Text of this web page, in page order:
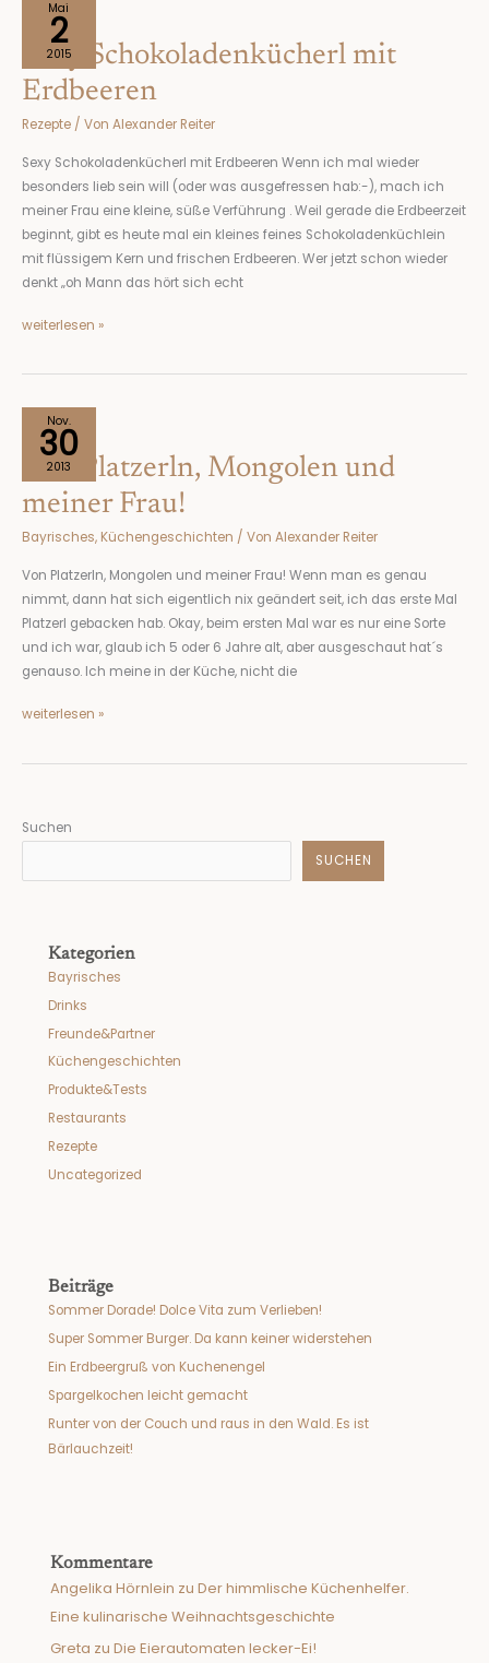
Mai
2
2015
Sexy Schokoladenkücherl mit
Erdbeeren
Rezepte / Von Alexander Reiter
Sexy Schokoladenkücherl mit Erdbeeren Wenn ich mal wieder
besonders lieb sein will (oder was ausgefressen hab:-), mach ich
meiner Frau eine kleine, süße Verführung . Weil gerade die Erdbeerzeit
beginnt, gibt es heute mal ein kleines feines Schokoladenküchlein
mit flüssigem Kern und frischen Erdbeeren. Wer jetzt schon wieder
denkt „oh Mann das hört sich echt
Sexy
Schokoladenkücherl
Erdbeeren
weiterlesen »
Nov.
30
2013
Von Platzerln, Mongolen und
meiner Frau!
Bayrisches, Küchengeschichten / Von Alexander Reiter
Von Platzerln, Mongolen und meiner Frau! Wenn man es genau
nimmt, dann hat sich eigentlich nix geändert seit, ich das erste Mal
Platzerl gebacken hab. Okay, beim ersten Mal war es nur eine Sorte
und ich war, glaub ich 5 oder 6 Jahre alt, aber ausgeschaut hat´s
genauso. Ich meine in der Küche, nicht die
Platzerln,
Mongolen
meiner
Frau!
weiterlesen »
Suchen
SUCHEN
Kategorien
Bayrisches
Drinks
Freunde&Partner
Küchengeschichten
Produkte&Tests
Restaurants
Rezepte
Uncategorized
Beiträge
Sommer Dorade! Dolce Vita zum Verlieben!
Super Sommer Burger. Da kann keiner widerstehen
Ein Erdbeergruß von Kuchenengel
Spargelkochen leicht gemacht
Runter von der Couch und raus in den Wald. Es ist
Bärlauchzeit!
Kommentare
Angelika Hörnlein zu Der himmlische Küchenhelfer.
Eine kulinarische Weihnachtsgeschichte
Greta zu Die Eierautomaten lecker-Ei!